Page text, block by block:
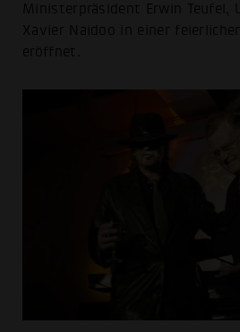
Ministerpräsident Erwin Teufel,
Xavier Naidoo in einer
eröffnet.